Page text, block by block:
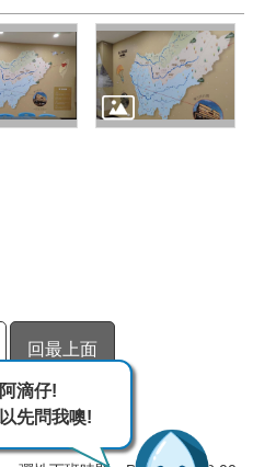
回最上面
滴仔!
先問我噢!